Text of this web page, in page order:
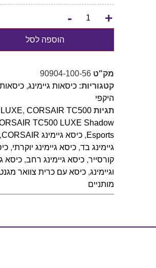
+
-
הוספה לסל
מק"ט 90904-100-56
קטגוריות: כיסאות גיימינג, כיסאות
היקפי
תגיות
, CORSAIR TC500
TC500 LUXE Shadow
Esports
, כיסא גיימינג CORSAIR
גיימינג בד, כיסא גיימינג יוקרתי,
קורסייר, כיסא גיימינג רחב, כיסא
וגיימינג, כיסא עם כרית צוואר
מותניים